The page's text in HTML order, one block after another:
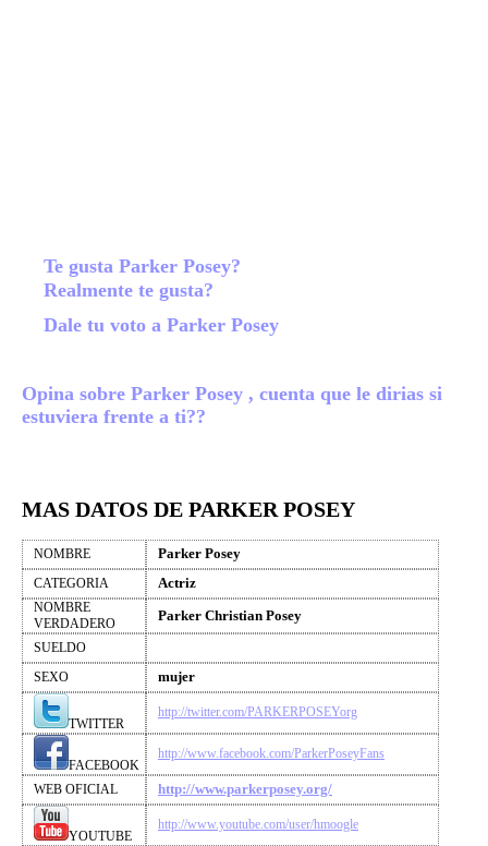
Te gusta Parker Posey?
Realmente te gusta?
Dale tu voto a Parker Posey
Opina sobre Parker Posey , cuenta que le dirias si
estuviera frente a ti??
MAS DATOS DE PARKER POSEY
NOMBRE Parker Posey
CATEGORIA Actriz
NOMBRE
VERDADERO
Parker Christian Posey
SUELDO
SEXO
mujer
TWITTER
http://twitter.com/PARKERPOSEYorg
FACEBOOK
http://www.facebook.com/ParkerPoseyFans
WEB OFICIAL http://www.parkerposey.org/
YOUTUBE
http://www.youtube.com/user/hmoogle